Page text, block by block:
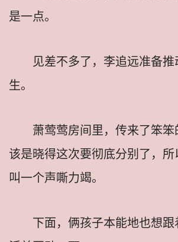
是一点。
见差不多了，李追远准备
生。
萧莺莺房间里，传来了笨
该是晓得这次要彻底分别了，所
叫一个声嘶力竭。
下面，俩孩子本能地也想